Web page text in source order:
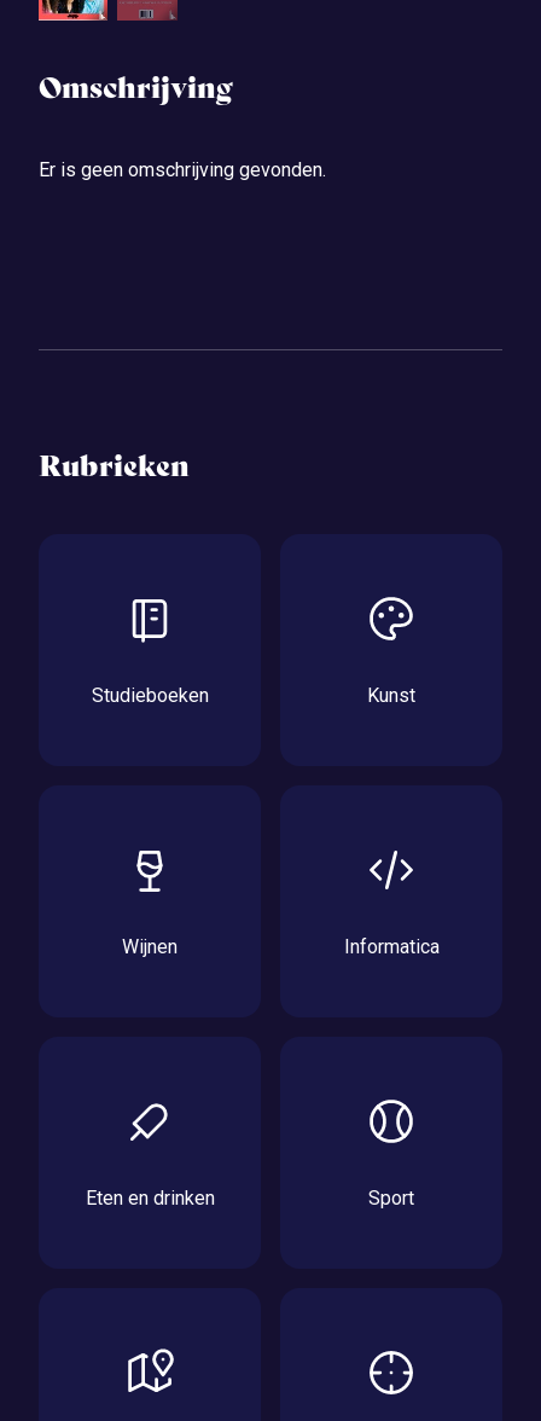
Omschrijving
Er is geen omschrijving gevonden.
Rubrieken
Studieboeken Kunst
Wijnen Informatica
Eten en drinken Sport